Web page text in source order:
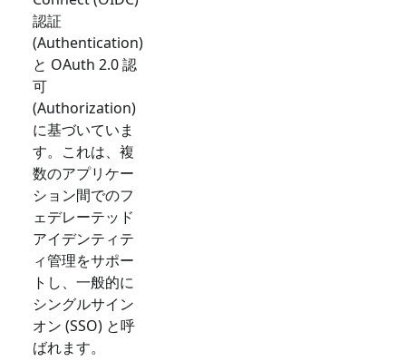
認証
(Authentication)
と OAuth 2.0 認
可
(Authorization)
に基づいていま
す。これは、複
数のアプリケー
ション間でのフ
ェデレーテッド
アイデンティテ
ィ管理をサポー
トし、一般的に
シングルサイン
オン (SSO) と呼
ばれます。